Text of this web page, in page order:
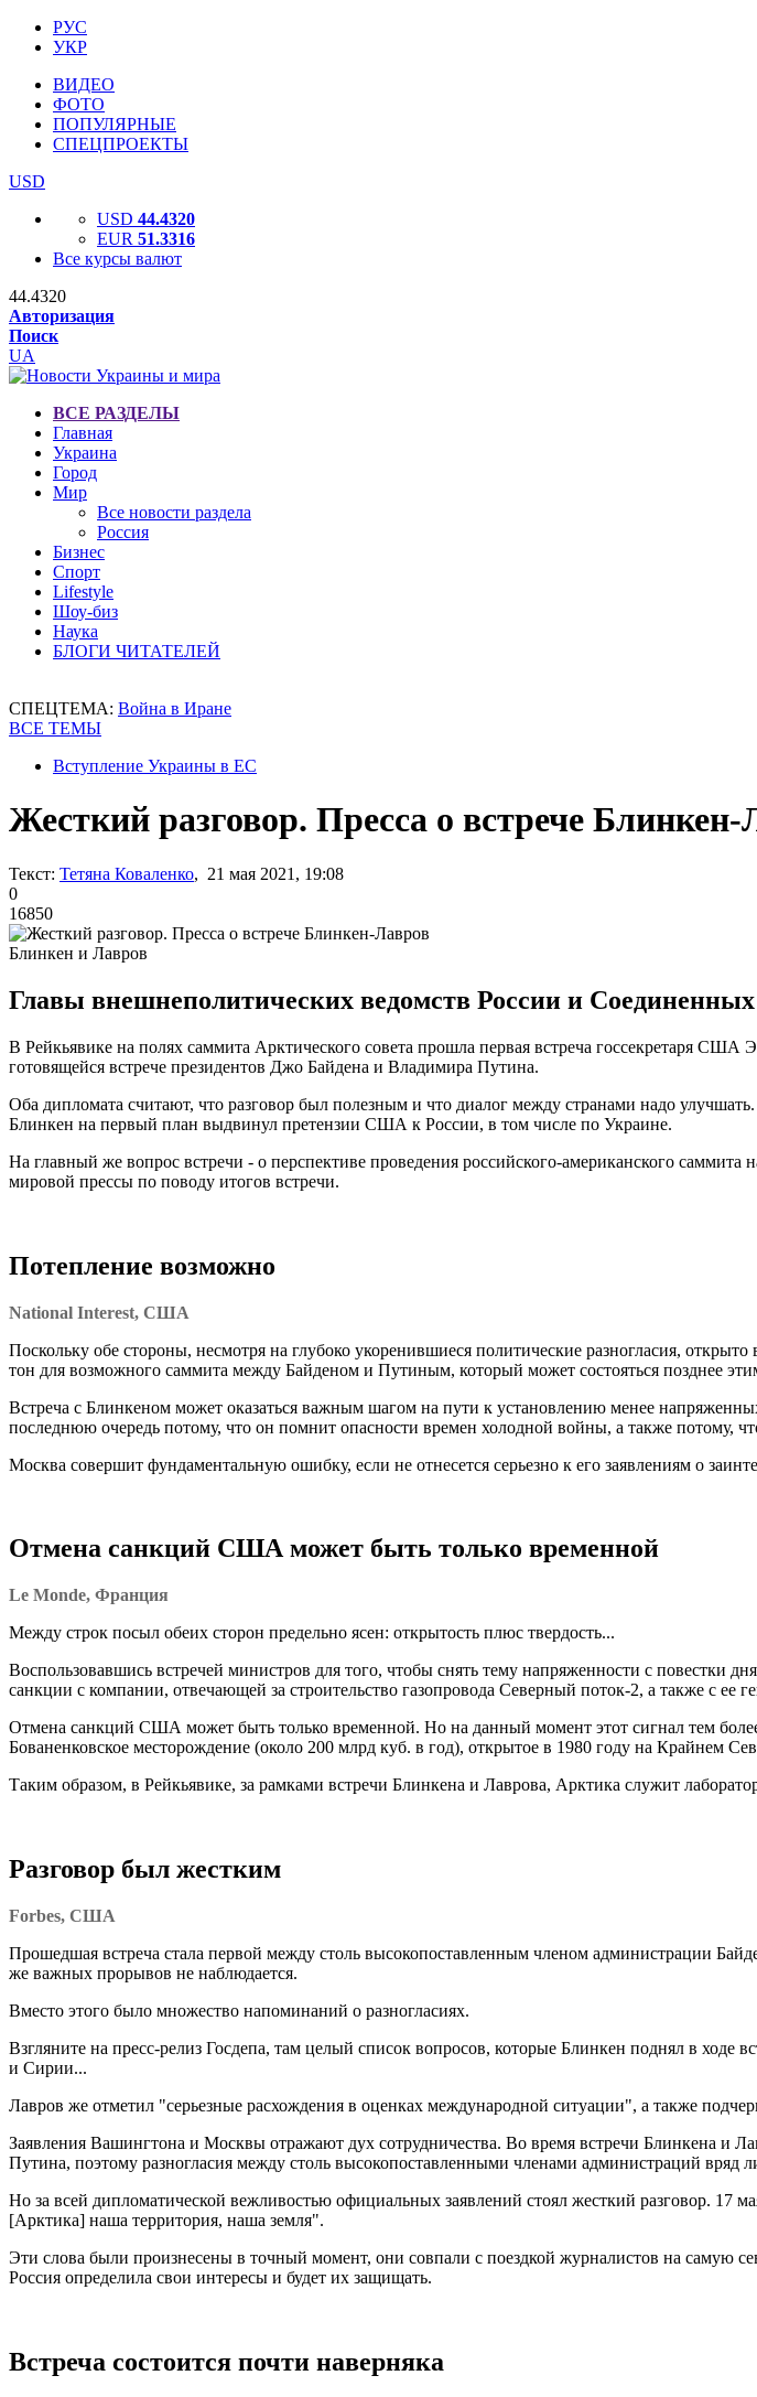
РУС
УКР
ВИДЕО
ФОТО
ПОПУЛЯРНЫЕ
СПЕЦПРОЕКТЫ
USD
USD 44.4320
EUR 51.3316
Все курсы валют
44.4320
Авторизация
Поиск
UA
ВСЕ РАЗДЕЛЫ
Главная
Украина
Город
Мир
Все новости раздела
Россия
Бизнес
Спорт
Lifestyle
Шоу-биз
Наука
БЛОГИ ЧИТАТЕЛЕЙ
СПЕЦТЕМА: Война в Иране
ВСЕ ТЕМЫ
Вступление Украины в ЕС
Жесткий разговор. Пресса о встрече
Текст: Тетяна Коваленко, 21 мая 2021, 19:08
0
16850
Блинкен и Лавров
Главы внешнеполитических ведомств России и
В Рейкьявике на полях саммита Арктического совета прошла первая встреча госсекретаря
готовящейся встрече президентов Джо Байдена и Владимира Путина.
Оба дипломата считают, что разговор был полезным и что диалог между странами надо
Блинкен на первый план выдвинул претензии США к России, в том числе по Украине.
На главный же вопрос встречи - о перспективе проведения российского-американского
мировой прессы по поводу итогов встречи.
Потепление возможно
National Interest, США
Поскольку обе стороны, несмотря на глубоко укоренившиеся политические разногласия,
тон для возможного саммита между Байденом и Путиным, который может состояться позднее
Встреча с Блинкеном может оказаться важным шагом на пути к установлению менее
последнюю очередь потому, что он помнит опасности времен холодной войны, а также потому,
Москва совершит фундаментальную ошибку, если не отнесется серьезно к его заявлениям о
Отмена санкций США может быть только временной
Le Monde, Франция
Между строк посыл обеих сторон предельно ясен: открытость плюс твердость...
Воспользовавшись встречей министров для того, чтобы снять тему напряженности с повестки
санкции с компании, отвечающей за строительство газопровода Северный поток-2, а также с ее
Отмена санкций США может быть только временной. Но на данный момент этот сигнал тем
Бованенковское месторождение (около 200 млрд куб. в год), открытое в 1980 году на Крайнем
Таким образом, в Рейкьявике, за рамками встречи Блинкена и Лаврова, Арктика служит
Разговор был жестким
Forbes, США
Прошедшая встреча стала первой между столь высокопоставленным членом администрации
же важных прорывов не наблюдается.
Вместо этого было множество напоминаний о разногласиях.
Взгляните на пресс-релиз Госдепа, там целый список вопросов, которые Блинкен поднял в
и Сирии...
Лавров же отметил "серьезные расхождения в оценках международной ситуации", а также
Заявления Вашингтона и Москвы отражают дух сотрудничества. Во время встречи Блинкена и
Путина, поэтому разногласия между столь высокопоставленными членами администраций вряд
Но за всей дипломатической вежливостью официальных заявлений стоял жесткий разговор. 17
[Арктика] наша территория, наша земля".
Эти слова были произнесены в точный момент, они совпали с поездкой журналистов на самую
Россия определила свои интересы и будет их защищать.
Встреча состоится почти наверняка